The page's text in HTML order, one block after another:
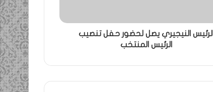
الرئيس النيجيري يصل لحضور حفل تنصيب
الرئيس المنتخب